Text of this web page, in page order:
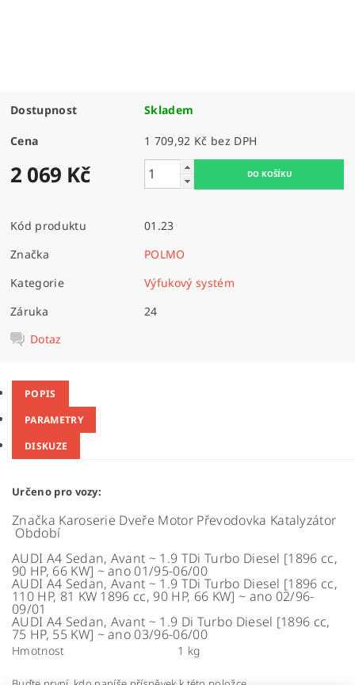
Dostupnost Skladem
Cena 1 709,92 Kč bez DPH
2 069 Kč
Kód produktu
01.23
Značka
POLMO
Kategorie
Výfukový systém
Záruka
24
Dotaz
POPIS
PARAMETRY
DISKUZE
Určeno pro vozy:
Značka Karoserie Dveře Motor Převodovka Katalyzátor
Období
AUDI A4 Sedan, Avant ~ 1.9 TDi Turbo Diesel [1896 cc,
90 HP, 66 KW] ~ano 01/95-06/00
AUDI A4 Sedan, Avant ~ 1.9 TDi Turbo Diesel [1896 cc,
110 HP, 81 KW 1896 cc, 90 HP, 66 KW] ~ ano 02/96-
09/01
AUDI A4 Sedan, Avant ~ 1.9 Di Turbo Diesel [1896 cc,
75 HP, 55 KW] ~ano 03/96-06/00
Hmotnost 1 kg